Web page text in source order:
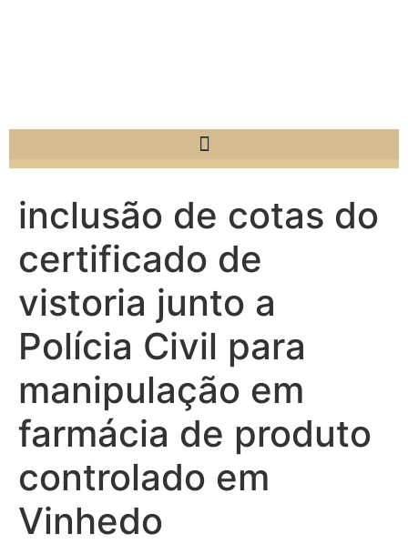
inclusão de cotas do
certificado de
vistoria junto a
Polícia Civil para
manipulação em
farmácia de produto
controlado em
Vinhedo